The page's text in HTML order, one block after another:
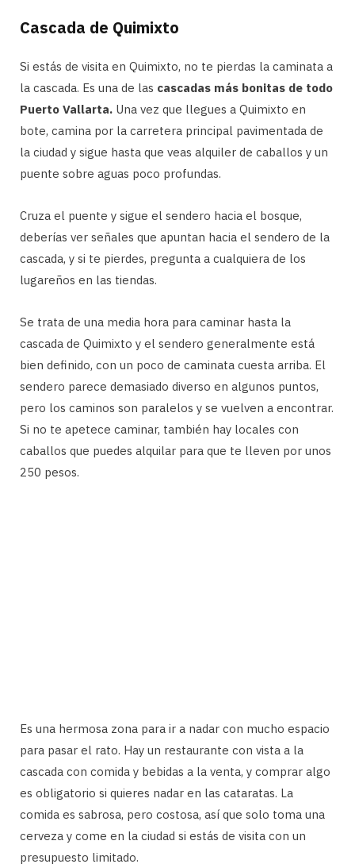
Cascada de Quimixto
Si estás de visita en Quimixto, no te pierdas la caminata a
la cascada. Es una de las cascadas más bonitas de todo
Puerto Vallarta. Una vez que llegues a Quimixto en
bote, camina por la carretera principal pavimentada de
la ciudad y sigue hasta que veas alquiler de caballos y un
puente sobre aguas poco profundas.
Cruza el puente y sigue el sendero hacia el bosque,
deberías ver señales que apuntan hacia el sendero de la
cascada, y si te pierdes, pregunta a cualquiera de los
lugareños en las tiendas.
Se trata de una media hora para caminar hasta la
cascada de Quimixto y el sendero generalmente está
bien definido, con un poco de caminata cuesta arriba. El
sendero parece demasiado diverso en algunos puntos,
pero los caminos son paralelos y se vuelven a encontrar.
Si no te apetece caminar, también hay locales con
caballos que puedes alquilar para que te lleven por unos
250 pesos.
Es una hermosa zona para ir a nadar con mucho espacio
para pasar el rato. Hay un restaurante con vista a la
cascada con comida y bebidas a la venta, y comprar algo
es obligatorio si quieres nadar en las cataratas. La
comida es sabrosa, pero costosa, así que solo toma una
cerveza y come en la ciudad si estás de visita con un
presupuesto limitado.